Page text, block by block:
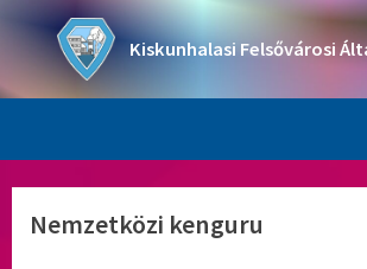
content
Kiskunhalasi Felsővárosi
Nemzetközi kenguru